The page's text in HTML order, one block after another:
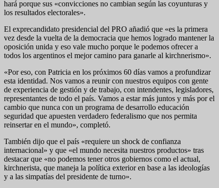
hará porque sus «convicciones no cambian según las coyunturas y
los resultados electorales».
El exprecandidato presidencial del PRO añadió que «es la primera
vez desde la vuelta de la democracia que hemos logrado mantener la
oposición unida y eso vale mucho porque le podemos ofrecer a
todos los argentinos el mejor camino para ganarle al kirchnerismo».
«Por eso, con Patricia en los próximos 60 días vamos a profundizar
esta identidad. Nos vamos a reunir con nuestros equipos con gente
de experiencia de gestión y de trabajo, con intendentes, legisladores,
representantes de todo el país. Vamos a estar más juntos y más por el
cambio que nunca con un programa de desarrollo educación
seguridad que apuesten verdadero federalismo que nos permita
reinsertar en el mundo», completó.
También dijo que el país «requiere un shock de confianza
internacional» y que «el mundo necesita nuestros productos» tras
destacar que «no podemos tener otros gobiernos como el actual,
kirchnerista, que maneja la política exterior en base a las ideologías
y a las simpatías del presidente de turno».